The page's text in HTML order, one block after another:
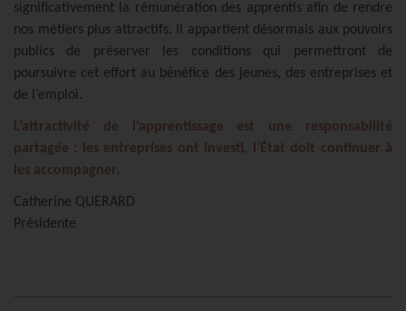
significativement la rémunération des apprentis afin de rendre
nos métiers plus attractifs. Il appartient désormais aux pouvoirs
publics de préserver les conditions qui permettront de
poursuivre cet effort au bénéfice des jeunes, des entreprises et
de l’emploi.
L’attractivité de l’apprentissage est une responsabilité
partagée : les entreprises ont investi, l’État doit continuer à
les accompagner.
Catherine QUERARD
Présidente